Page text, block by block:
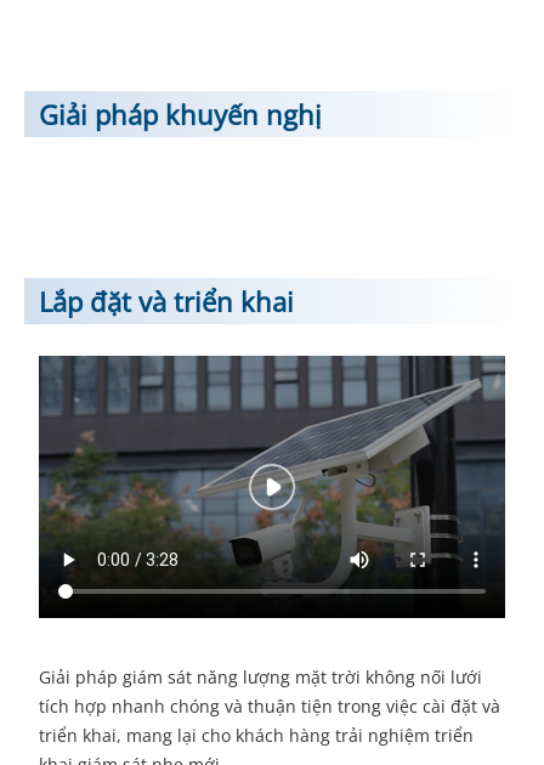
Giải pháp khuyến nghị
Lắp đặt và triển khai
Giải pháp giám sát năng lượng mặt trời không nối lưới
tích hợp nhanh chóng và thuận tiện trong việc cài đặt và
triển khai, mang lại cho khách hàng trải nghiệm triển